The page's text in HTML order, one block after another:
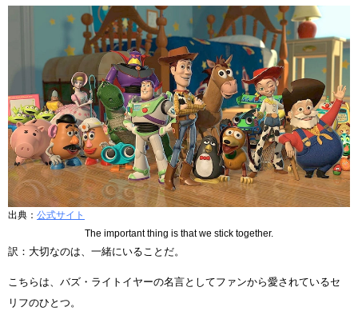
出典： 公式サイト
The important thing is that we stick together.
訳：大切なのは、一緒にいることだ。
こちらは、バズ・ライトイヤーの名言としてファンから愛されているセ
リフのひとつ。